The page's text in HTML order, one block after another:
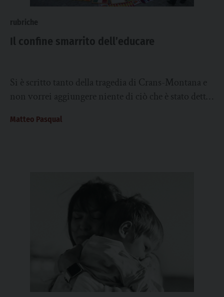
Il confine smarrito dell’educare
Si è scritto tanto della tragedia di Crans-Montana e
non vorrei aggiungere niente di ciò che è stato detto,
Matteo Pasqual